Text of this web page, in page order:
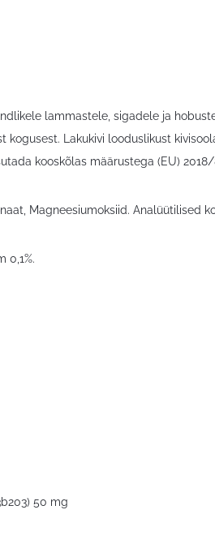
lammastele, sigadele ja
kogusest. Lakukivi looduslikust
kooskõlas määrustega (EU) 2018/
Magneesiumoksiid. Analüütilised
0,1%.
50 mg